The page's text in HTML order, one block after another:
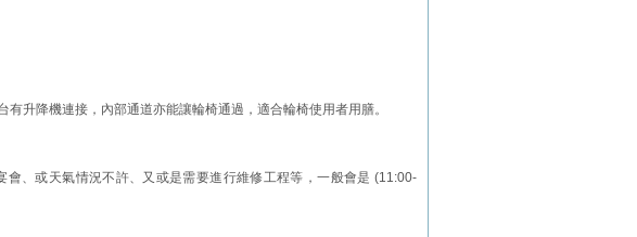
升降機連接，內部通道亦能讓輪椅通過，適合輪椅使用者用膳。
、或天氣情況不許、又或是需要進行維修工程等，一般會是 (11:00-